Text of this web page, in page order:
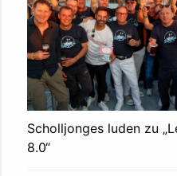
Scholljonges luden zu
8.0“